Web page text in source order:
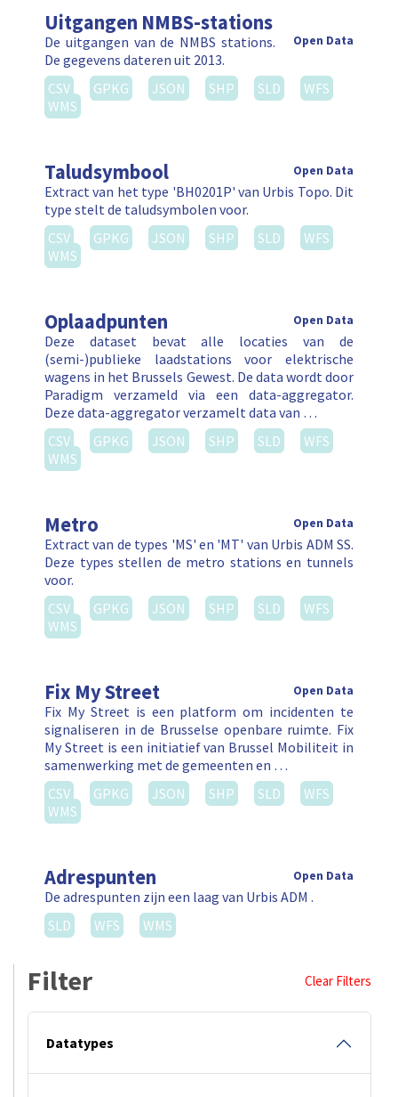
Uitgangen NMBS-stations
Open Data
De uitgangen van de NMBS stations.
De gegevens dateren uit 2013.
CSV
GPKG JSON SHP SLD
WFS
WMS
Taludsymbool Open Data
Extract van het type 'BH0201P' van Urbis Topo. Dit
type stelt de taludsymbolen voor.
CSV
GPKG JSON SHP SLD
WFS
WMS
Oplaadpunten Open Data
Deze dataset bevat alle locaties van de
(semi-)publieke laadstations voor elektrische
wagens in het Brussels Gewest. De data wordt door
Paradigm verzameld via een data-aggregator.
Deze data-aggregator verzamelt data van …
CSV
GPKG JSON SHP SLD
WFS
WMS
Metro Open Data
Extract van de types 'MS' en 'MT' van Urbis ADM SS.
Deze types stellen de metro stations en tunnels
voor.
CSV
GPKG JSON SHP SLD
WFS
WMS
Fix My Street Open Data
Fix My Street is een platform om incidenten te
signaliseren in de Brusselse openbare ruimte. Fix
My Street is een initiatief van Brussel Mobiliteit in
samenwerking met de gemeenten en …
CSV
GPKG JSON SHP SLD
WFS
WMS
Adrespunten Open Data
De adrespunten zijn een laag van Urbis ADM .
SLD
WFS WMS
Filter Clear Filters
Datatypes